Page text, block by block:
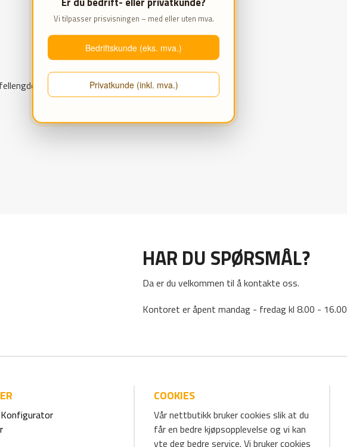
Vi tilpasser prisvisningen – med eller uten mva.
Bedriftskunde (eks. mva.)
Privatkunde (inkl. mva.)
på 1.150 mm.
HAR DU SPØRSMÅL?
Da er du velkommen til å kontakte oss.
Kontoret er åpent mandag - fredag kl 8.00 - 16.00
Konfigurator
COOKIES
Vår nettbutikk bruker cookies slik at du
får en bedre kjøpsopplevelse og vi kan
yte deg bedre service. Vi bruker cookies